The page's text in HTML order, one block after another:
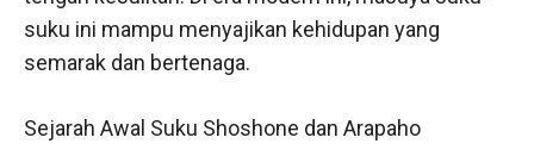
suku ini mampu menyajikan kehidupan yang
semarak dan bertenaga.
Sejarah Awal Suku Shoshone dan Arapaho